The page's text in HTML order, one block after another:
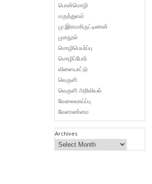
பொன்மொழி
மருத்துவம்
மு.இராமகிருட்டிணன்
முகநூல்
மொழிபெயர்ப்பு
மொழிப்போர்
விளையாட்டு
வெருளி
வெருளி அறிவியல்
வேலைவாய்ப்பு
வேளாண்மை
Archives